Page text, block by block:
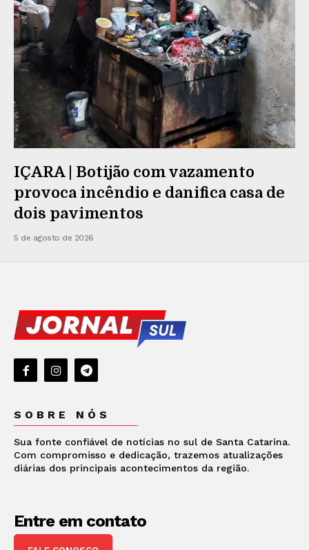
IÇARA | Botijão com vazamento
provoca incêndio e danifica casa de
dois pavimentos
5 de agosto de 2026
SOBRE NÓS
Sua fonte confiável de notícias no sul de Santa Catarina.
Com compromisso e dedicação, trazemos atualizações
diárias dos principais acontecimentos da região.
Entre em contato